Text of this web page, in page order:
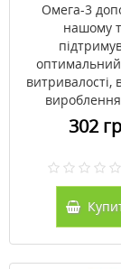
Омега-3
нашому
витривалості,
302